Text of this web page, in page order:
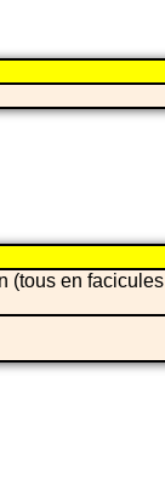
(tous en facicules